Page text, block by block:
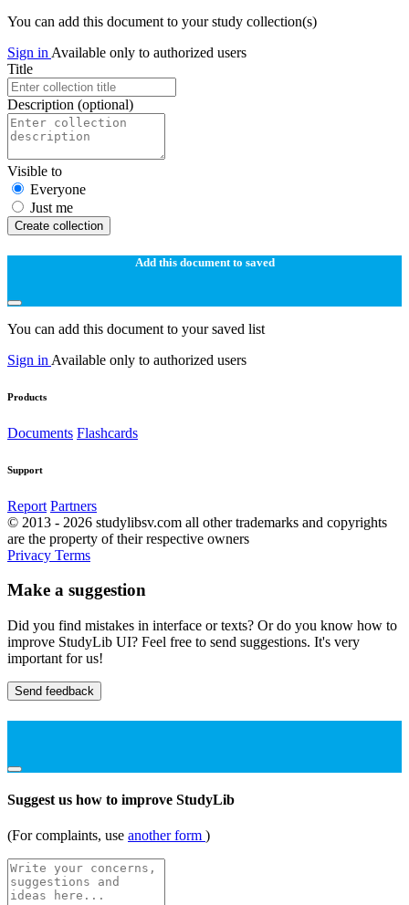
You can add this document to your study collection(s)
Sign in Available only to authorized users
Title
Description (optional)
Visible to
Everyone
Just me
Create collection
Add this document to saved
You can add this document to your saved list
Sign in Available only to authorized users
Products
Documents Flashcards
Support
Report Partners
© 2013 - 2026 studylibsv.com all other trademarks and copyrights
are the property of their respective owners
Privacy Terms
Make a suggestion
Did you find mistakes in interface or texts? Or do you know how to
improve StudyLib UI? Feel free to send suggestions. It's very
important for us!
Send feedback
Suggest us how to improve StudyLib
(For complaints, use another form )